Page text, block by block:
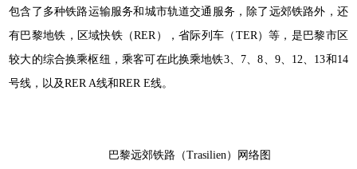
包含了多种铁路运输服务和城市轨道交通服务，除了远郊铁路外，还
有巴黎地铁，区域快铁（RER），省际列车（TER）等，是巴黎市区
较大的综合换乘枢纽，乘客可在此换乘地铁3、7、8、9、12、13和14
号线，以及RER A线和RER E线。
巴黎远郊铁路（Trasilien）网络图